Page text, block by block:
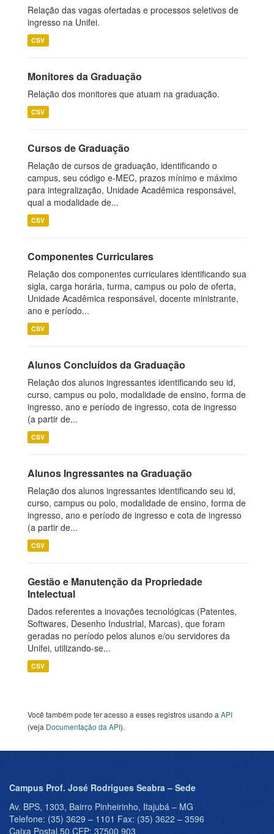
Relação das vagas ofertadas e processos seletivos de
ingresso na Unifei.
CSV
Monitores da Graduação
Relação dos monitores que atuam na graduação.
CSV
Cursos de Graduação
Relação de cursos de graduação, identificando o
campus, seu código e-MEC, prazos mínimo e máximo
para integralização, Unidade Acadêmica responsável,
qual a modalidade de...
CSV
Componentes Curriculares
Relação dos componentes curriculares identificando sua
sigla, carga horária, turma, campus ou polo de oferta,
Unidade Acadêmica responsável, docente ministrante,
ano e período...
CSV
Alunos Concluídos da Graduação
Relação dos alunos ingressantes identificando seu id,
curso, campus ou polo, modalidade de ensino, forma de
ingresso, ano e período de ingresso, cota de ingresso
(a partir de...
CSV
Alunos Ingressantes na Graduação
Relação dos alunos ingressantes identificando seu id,
curso, campus ou polo, modalidade de ensino, forma de
ingresso, ano e período de ingresso e cota de ingresso
(a partir de...
CSV
Gestão e Manutenção da Propriedade
Intelectual
Dados referentes a inovações tecnológicas (Patentes,
Softwares, Desenho Industrial, Marcas), que foram
geradas no período pelos alunos e/ou servidores da
Unifei, utilizando-se...
CSV
Você também pode ter acesso a esses registros usando a API
(veja Documentação da API).
Campus Prof. José Rodrigues Seabra – Sede
Av. BPS, 1303, Bairro Pinheirinho, Itajubá – MG
Telefone: (35) 3629 – 1101 Fax: (35) 3622 – 3596
Caixa Postal 50 CEP: 37500 903